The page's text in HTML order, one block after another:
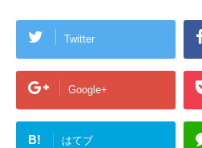
Twitter
Google+
B! はてブ